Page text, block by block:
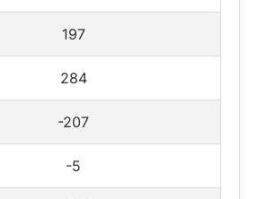
197
284
-207
-5